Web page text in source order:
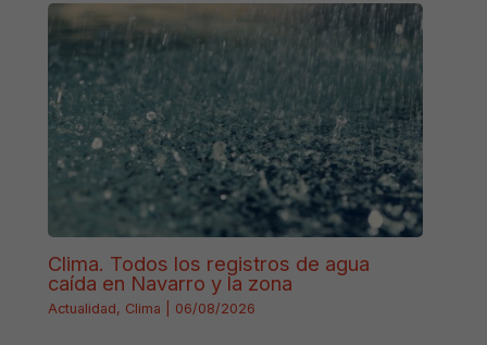
Clima. Todos los registros de agua
caída en Navarro y la zona
Actualidad, Clima 06/08/2026